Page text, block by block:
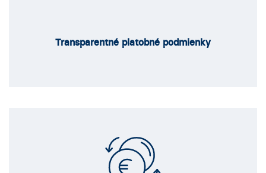
Transparentné platobné podmienky